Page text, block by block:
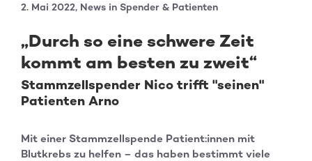
2. Mai 2022, News in Spender & Patienten
„Durch so eine schwere Zeit
kommt am besten zu zweit“
Stammzellspender Nico trifft "seinen"
Patienten Arno
Mit einer Stammzellspende Patient:innen mit
Blutkrebs zu helfen – das haben bestimmt viele